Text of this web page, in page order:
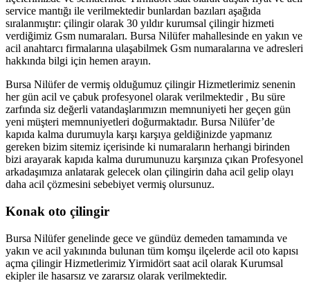
service mantığı ile verilmektedir bunlardan bazıları aşağıda
sıralanmıştır: çilingir olarak 30 yıldır kurumsal çilingir hizmeti
verdiğimiz Gsm numaraları. Bursa Nilüfer mahallesinde en yakın ve
acil anahtarcı firmalarına ulaşabilmek Gsm numaralarına ve adresleri
hakkında bilgi için hemen arayın.
Bursa Nilüfer de vermiş olduğumuz çilingir Hizmetlerimiz senenin
her gün acil ve çabuk profesyonel olarak verilmektedir , Bu süre
zarfında siz değerli vatandaşlarımızın memnuniyeti her geçen gün
yeni müşteri memnuniyetleri doğurmaktadır. Bursa Nilüfer’de
kapıda kalma durumuyla karşı karşıya geldiğinizde yapmanız
gereken bizim sitemiz içerisinde ki numaraların herhangi birinden
bizi arayarak kapıda kalma durumunuzu karşınıza çıkan Profesyonel
arkadaşımıza anlatarak gelecek olan çilingirin daha acil gelip olayı
daha acil çözmesini sebebiyet vermiş olursunuz.
Konak oto çilingir
Bursa Nilüfer genelinde gece ve gündüz demeden tamamında ve
yakın ve acil yakınında bulunan tüm komşu ilçelerde acil oto kapısı
açma çilingir Hizmetlerimiz Yirmidört saat acil olarak Kurumsal
ekipler ile hasarsız ve zararsız olarak verilmektedir.